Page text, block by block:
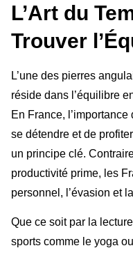
L’Art du
Trouver
L’une des pierres
réside dans l’équilibre
En France,
se détendre et de
un principe clé.
productivité prime, les
personnel, l’évasion et
Que ce soit par la
sports comme le yoga